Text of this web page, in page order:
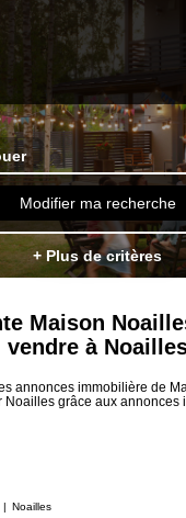
Modifier ma recherche
+ Plus de critères
Maison
vendre à
annonces immobilière de
Noailles grâce aux annonces
Noailles